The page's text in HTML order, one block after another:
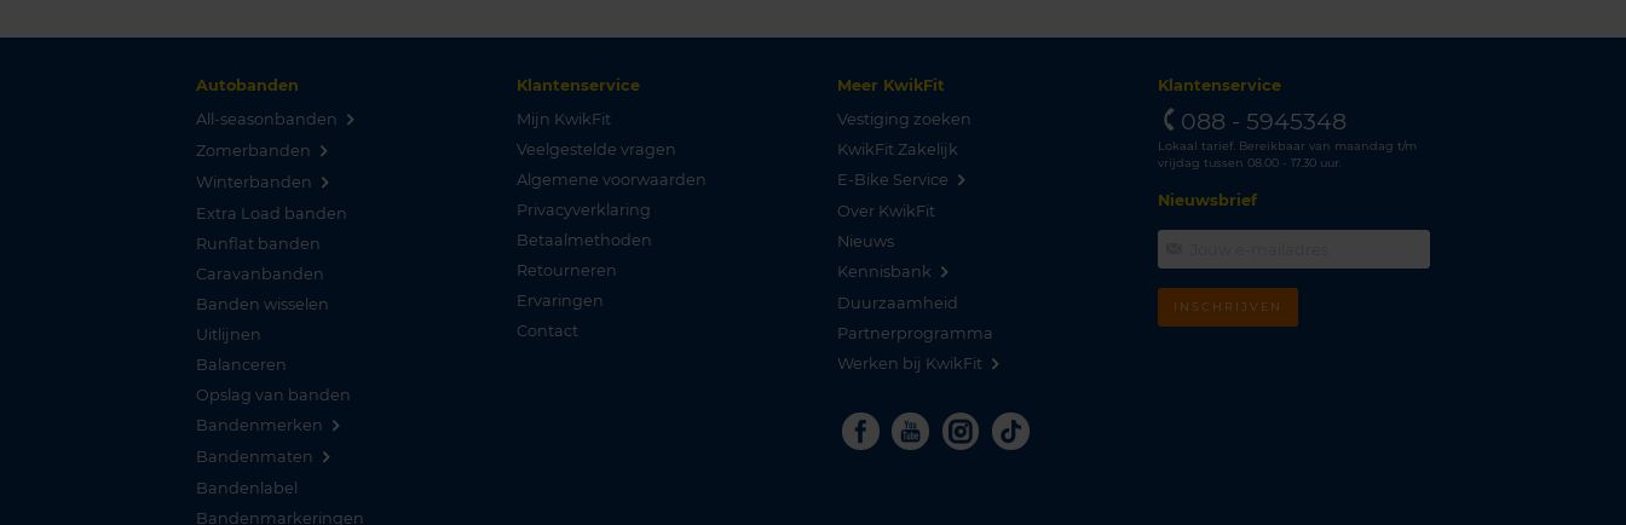
Autobanden
All-seasonbanden
Zomerbanden
Winterbanden
Extra Load banden
Runflat banden
Caravanbanden
Banden wisselen
Uitlijnen
Balanceren
Opslag van banden
Bandenmerken
Bandenmaten
Bandenlabel
Bandenmarkeringen
Klantenservice
Mijn KwikFit
Veelgestelde vragen
Algemene voorwaarden
Privacyverklaring
Betaalmethoden
Retourneren
Ervaringen
Contact
Meer KwikFit
Vestiging zoeken
KwikFit Zakelijk
E-Bike Service
Over KwikFit
Nieuws
Kennisbank
Duurzaamheid
Partnerprogramma
Werken bij KwikFit
Facebook
YoutubeInstagram
Tiktok
Klantenservice
088 - 5945348
Lokaal tarief. Bereikbaar van maandag t/m
vrijdag tussen 08.00 - 17.30 uur.
Nieuwsbrief
INSCHRIJVEN